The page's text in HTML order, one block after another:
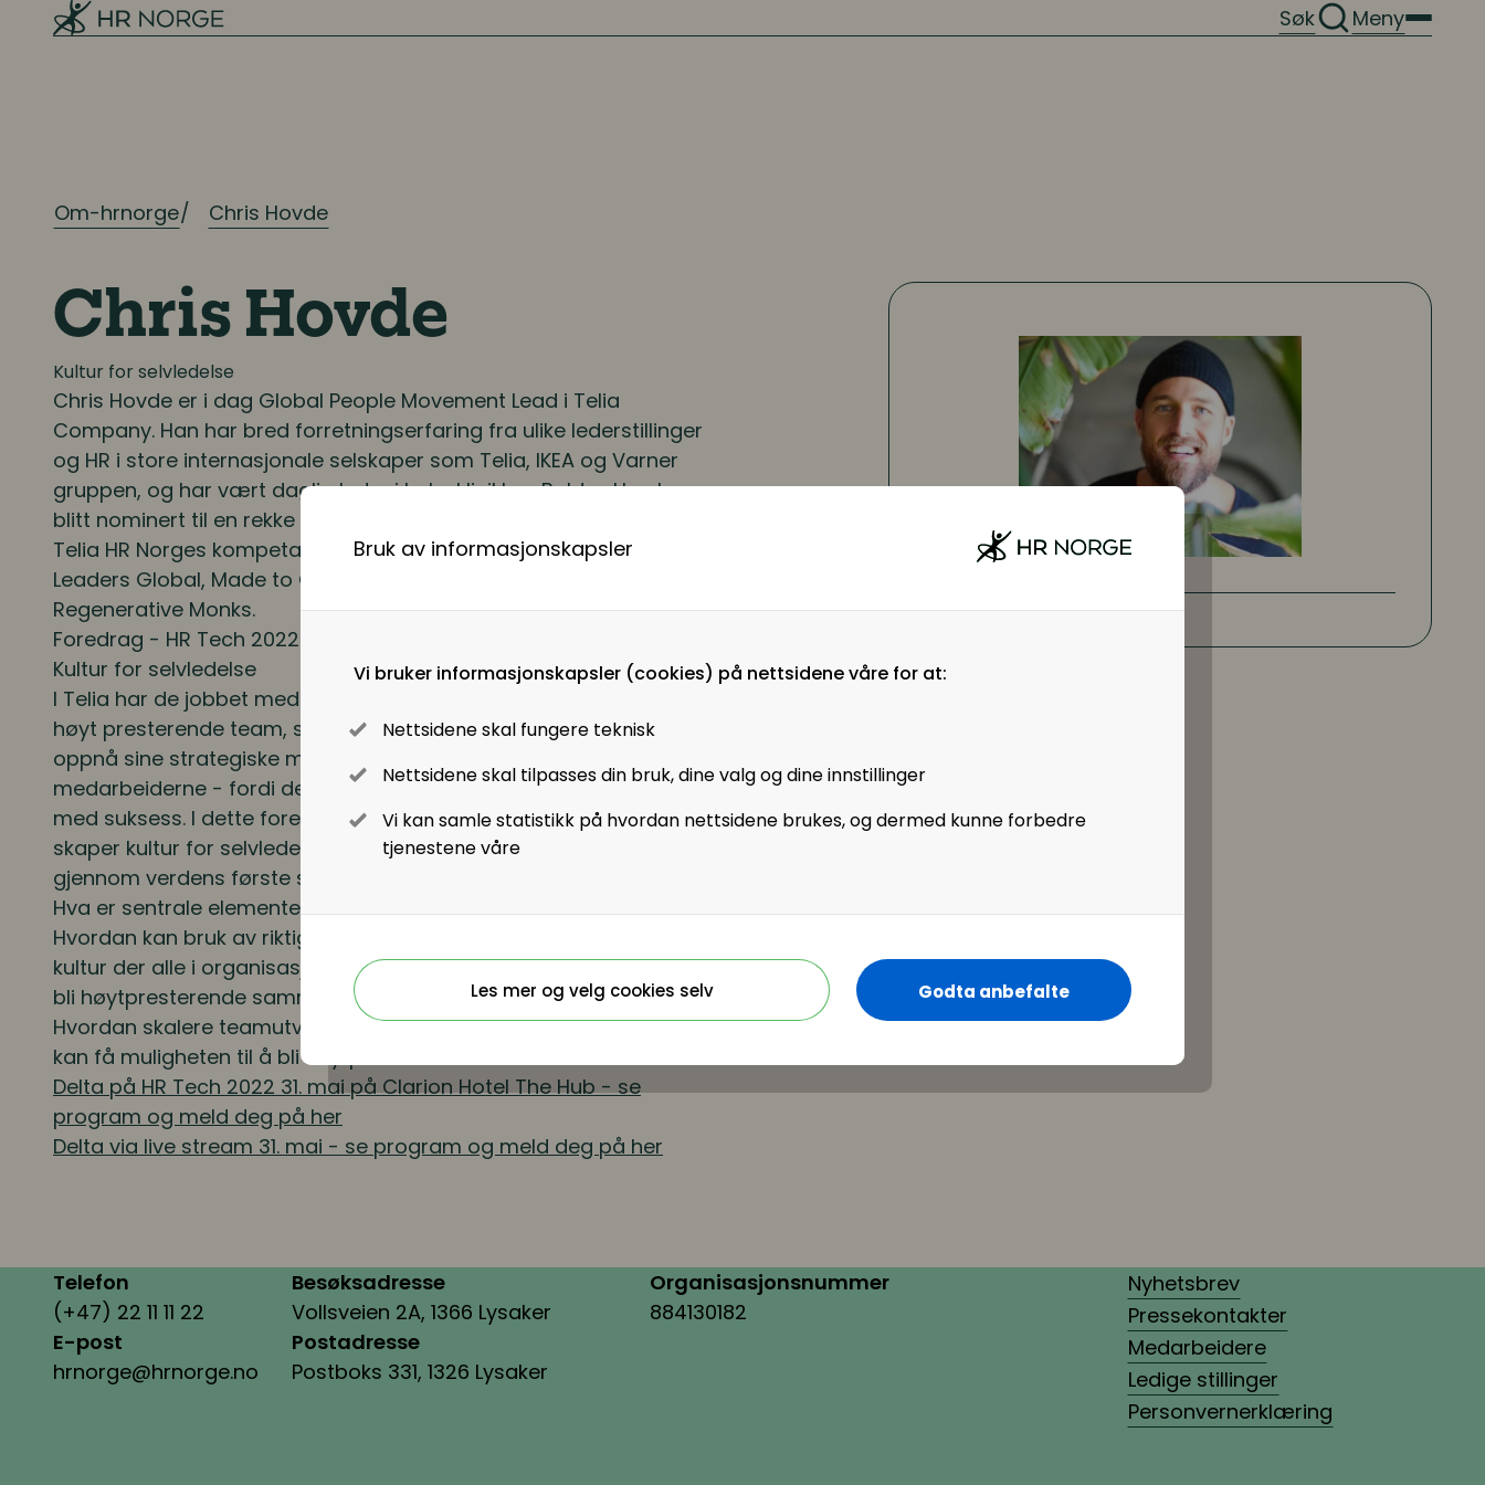
Bruk av informasjonskapsler
Vi bruker informasjonskapsler (cookies) på nettsidene våre for at:
Nettsidene skal fungere teknisk
Nettsidene skal tilpasses din bruk, dine valg og dine innstillinger
Vi kan samle statistikk på hvordan nettsidene brukes, og dermed kunne forbedre
tjenestene våre
Les mer og velg cookies selv Godta anbefalte
Søk Meny
Ressursplanlegging
Kompetanse- og talentledelse
Lederutvikling
Lønn og ytelser
Lønn og ytelser
Pensjon
Lønnsoppgjøret og tariff
Digitalisering
Digitale løsninger innen HR
Digitale løsninger i virksomheten
Om-hrnorge Chris Hovde
Chris Hovde
Kultur for selvledelse
Chris Hovde er i dag Global People Movement Lead i Telia
Company. Han har bred forretningserfaring fra ulike lederstillinger
og HR i store internasjonale selskaper som Telia, IKEA og Varner
gruppen, og har vært daglig leder i helseklinikken Balder. Han har
blitt nominert til en rekke priser for sitt arbeid, blant annet vant
Telia HR Norges kompetansepris 2021. Hovde er styreleder i Future
Leaders Global, Made to Grow, Hagegata 31 og grunnlegger av
Regenerative Monks.
Foredrag - HR Tech 2022:
Kultur for selvledelse
I Telia har de jobbet med å bygge en kultur tuftet på selvledelse og
høyt presterende team, som et viktig fundament for at de skal
oppnå sine strategiske mål om å ha de mest engasjerte
medarbeiderne - fordi de vet at engasjement henger tett sammen
med suksess. I dette foredraget får du høre mer om hvordan Telia
skaper kultur for selvledelse og høyt presterende team blant annet
gjennom verdens første spillbaserte teamutviklingsprosess.
Hva er sentrale elementer for å bygge god selvledelse?
Hvordan kan bruk av riktig teknologi bidra til å effektivt bygge en
kultur der alle i organisasjonen rustes til å bli gode selvledere samt
bli høytpresterende sammen?
Hvordan skalere teamutvikling for å tilrettelegge slik at alle team
kan få muligheten til å bli høytpresterende?
Delta på HR Tech 2022 31. mai på Clarion Hotel The Hub - se
program og meld deg på her
Delta via live stream 31. mai - se program og meld deg på her
Telefon
(+47) 22 11 11 22
E-post
hrnorge@hrnorge.no
Besøksadresse
Vollsveien 2A, 1366 Lysaker
Postadresse
Postboks 331, 1326 Lysaker
Organisasjonsnummer
884130182
Nyhetsbrev
Pressekontakter
Medarbeidere
Ledige stillinger
Personvernerklæring